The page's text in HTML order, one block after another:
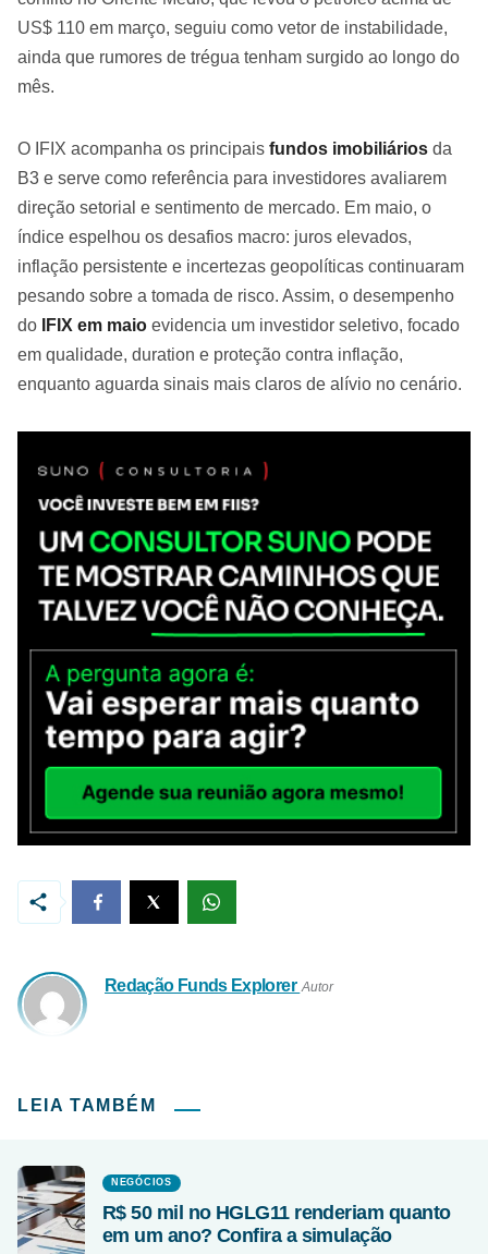
US$ 110 em março, seguiu como vetor de instabilidade,
ainda que rumores de trégua tenham surgido ao longo do
mês.
O IFIX acompanha os principais fundos imobiliários da
B3 e serve como referência para investidores avaliarem
direção setorial e sentimento de mercado. Em maio, o
índice espelhou os desafios macro: juros elevados,
inflação persistente e incertezas geopolíticas continuaram
pesando sobre a tomada de risco. Assim, o desempenho
do
IFIX em maio evidencia um investidor seletivo, focado
em qualidade, duration e proteção contra inflação,
enquanto aguarda sinais mais claros de alívio no cenário.
Redação Funds Explorer Autor
LEIA TAMBÉM
NEGÓCIOS
R$ 50 mil no HGLG11 renderiam quanto
em um ano? Confira a simulação